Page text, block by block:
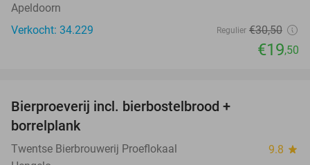
Apeldoorn
Verkocht: 34.229
Regulier €30,50
€19,50
Bierproeverij incl. bierbostelbrood +
borrelplank
Twentse Bierbrouwerij Proeflokaal 9.8 star